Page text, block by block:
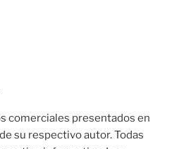
comerciales presentados en
su respectivo autor. Todas